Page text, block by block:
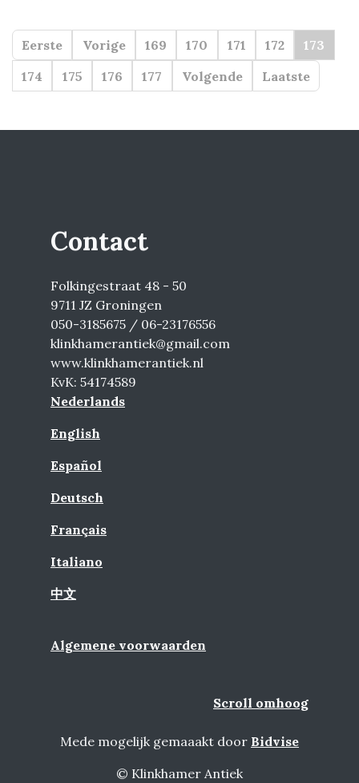
Eerste Vorige 169 170 171 172
173
174
175 176 177 Volgende Laatste
Contact
Folkingestraat 48 - 50
9711 JZ Groningen
050-3185675 / 06-23176556
klinkhamerantiek@gmail.com
www.klinkhamerantiek.nl
KvK: 54174589
Nederlands
English
Español
Deutsch
Français
Italiano
中文
Algemene voorwaarden
Scroll omhoog
Mede mogelijk gemaaakt door Bidvise
© Klinkhamer Antiek